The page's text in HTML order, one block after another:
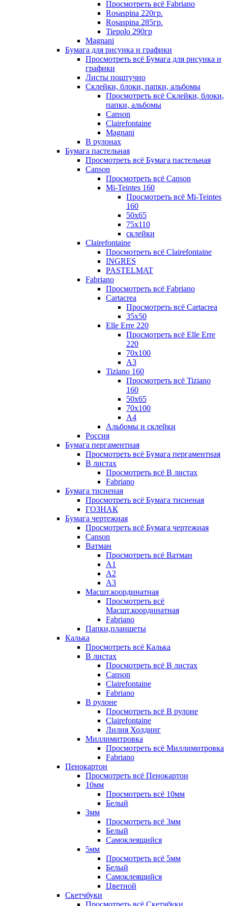
Просмотреть всё Fabriano
Rosaspina 220гр.
Rosaspina 285гр.
Tiepolo 290гр
Magnani
Бумага для рисунка и графики
Просмотреть всё Бумага для рисунка и
графики
Листы поштучно
Склейки, блоки, папки, альбомы
Просмотреть всё Склейки, блоки,
папки, альбомы
Canson
Clairefontaine
Magnani
В рулонах
Бумага пастельная
Просмотреть всё Бумага пастельная
Canson
Просмотреть всё Canson
Mi-Teintes 160
Просмотреть всё Mi-Teintes
160
50х65
75х110
склейки
Clairefontaine
Просмотреть всё Clairefontaine
INGRES
PASTELMAT
Fabriano
Просмотреть всё Fabriano
Cartacrea
Просмотреть всё Cartacrea
35х50
Elle Erre 220
Просмотреть всё Elle Erre
220
70х100
А3
Tiziano 160
Просмотреть всё Tiziano
160
50х65
70х100
А4
Альбомы и склейки
Россия
Бумага пергаментная
Просмотреть всё Бумага пергаментная
В листах
Просмотреть всё В листах
Fabriano
Бумага тисненая
Просмотреть всё Бумага тисненая
ГОЗНАК
Бумага чертежная
Просмотреть всё Бумага чертежная
Canson
Ватман
Просмотреть всё Ватман
А1
А2
А3
Масшт.координатная
Просмотреть всё
Масшт.координатная
Fabriano
Папки,планшеты
Калька
Просмотреть всё Калька
В листах
Просмотреть всё В листах
Canson
Clairefontaine
Fabriano
В рулоне
Просмотреть всё В рулоне
Clairefontaine
Лилия Холдинг
Миллимитровка
Просмотреть всё Миллимитровка
Fabriano
Пенокартон
Просмотреть всё Пенокартон
10мм
Просмотреть всё 10мм
Белый
3мм
Просмотреть всё 3мм
Белый
Самоклеящийся
5мм
Просмотреть всё 5мм
Белый
Самоклеящийся
Цветной
Скетчбуки
Просмотреть всё Скетчбуки